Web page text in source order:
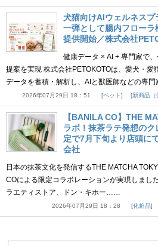
犬猫向けAIウェルネス
一弾として腸内フロー
提供開始／株式会社
健康データ × AI + 専門家で
提案を実現 株式会社PETOKOTOは、愛犬・
データを蓄積・解析し、AIと獣医師などの専
2026年07月29日 18：51 ペット 新商品（
【BANILA CO】THE
ラボ！抹茶ラテ発想の
定で7月下旬より店頭に
会社
日本の抹茶文化を発信するTHE MATCHA
COによる限定コラボレーションが実現しまし
ラエティストア、ドン・キホー……
2026年07月29日 18：28 化粧品